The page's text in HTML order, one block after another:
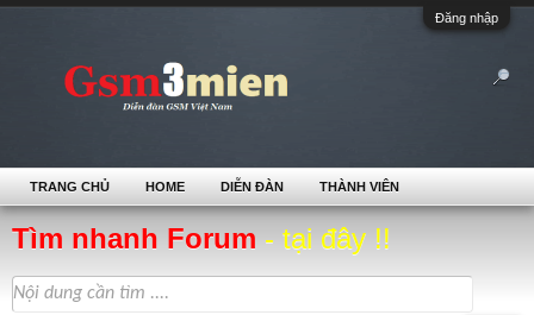
Đăng nhập
Tìm nhanh Forum - tại đây !!
TRANG CHỦ HOME DIỄN ĐÀN THÀNH VIÊN